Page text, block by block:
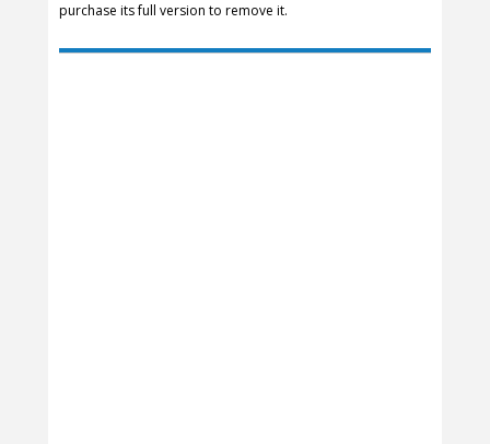
purchase its full version to remove it.